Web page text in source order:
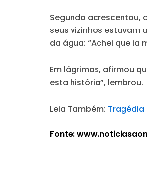
Segundo acrescentou,
seus vizinhos estavam
da água: “Achei que ia
Em lágrimas, afirmou
esta história”, lembrou.
Leia Também: Tragédia
Fonte: